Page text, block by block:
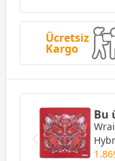
Ücretsiz
Kargo
Bu